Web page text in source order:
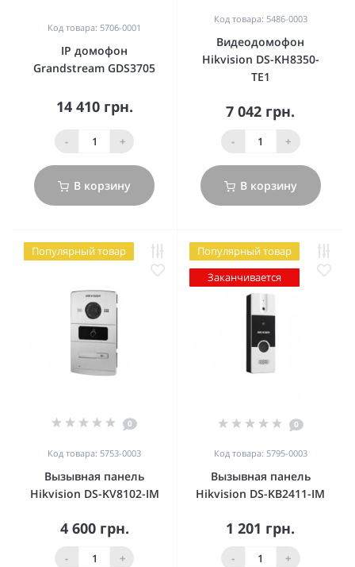
Код товара: 5706-0001
IP домофон
Grandstream GDS3705
14 410 грн.
- +
В корзину
Код товара: 5486-0003
Видеодомофон
Hikvision DS-KH8350-
TE1
7 042 грн.
- +
В корзину
Популярный товар
0
Код товара: 5753-0003
Вызывная панель
Hikvision DS-KV8102-IM
4 600 грн.
- +
Популярный товар
Заканчивается
0
Код товара: 5795-0003
Вызывная панель
Hikvision DS-KB2411-IM
1 201 грн.
- +